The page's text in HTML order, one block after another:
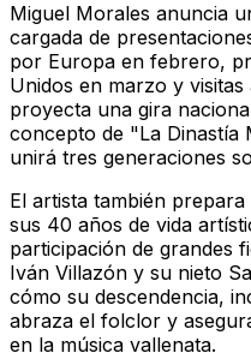
Miguel Morales anuncia
cargada de
por Europa en febrero,
Unidos en marzo y
proyecta una gira
concepto de "La Dinastía
unirá tres generaciones
El artista también
sus 40 años de vida
participación de grandes
Iván Villazón y su nieto
cómo su descendencia,
abraza el folclor y
en la música vallenata.